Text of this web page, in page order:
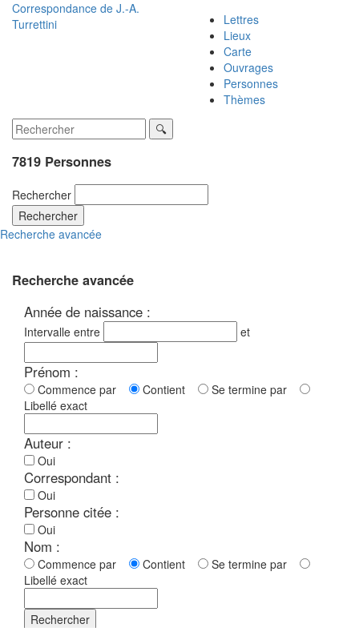
Correspondance de J.-A.
Turrettini
Lettres
Lieux
Carte
Ouvrages
Personnes
Thèmes
7819 Personnes
Rechercher
Rechercher
Recherche avancée
Recherche avancée
Année de naissance :
Intervalle entre et
Prénom :
Commence par Contient
Se termine par
Libellé exact
Auteur :
Oui
Correspondant :
Oui
Personne citée :
Oui
Nom :
Commence par Contient
Se termine par
Libellé exact
Rechercher